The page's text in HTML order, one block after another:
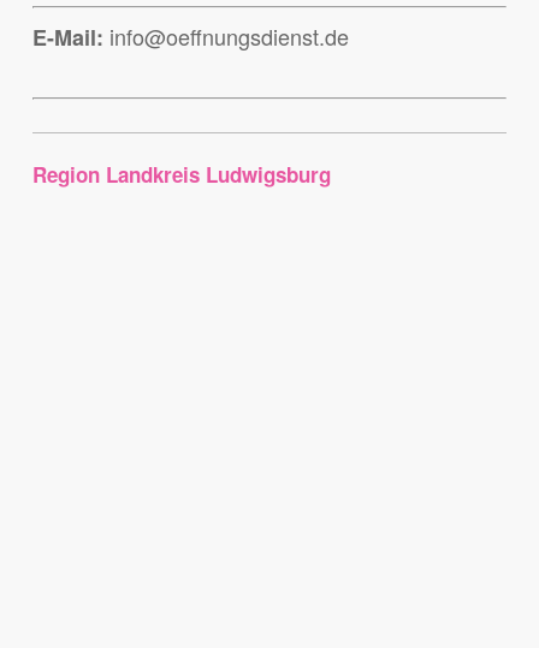
E-Mail: info@oeffnungsdienst.de
Region Landkreis Ludwigsburg